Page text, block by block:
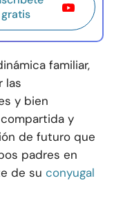
gratis
familiar,
las
y bien
y
de futuro que
padres en
de su conyugal